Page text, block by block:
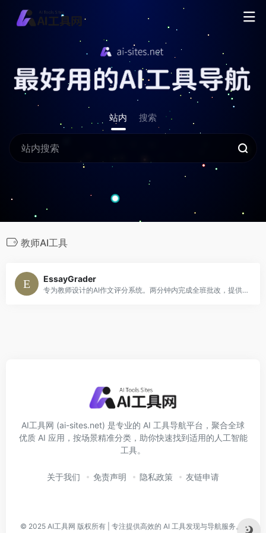
站内 搜索
教师AI工具
EssayGrader
专为教师设计的AI作文评分系统。两分钟内完成全班批改，提供详细反馈报告。
AI工具网 (ai-sites.net) 是专业的 AI 工具导航平台，聚合全球
优质 AI 应用，按场景精准分类，助你快速找到适用的人工智能
工具。
关于我们 免责声明 隐私政策 友链申请
© 2025 AI工具网 版权所有 | 专注提供高效的 AI 工具发现与导航服务。